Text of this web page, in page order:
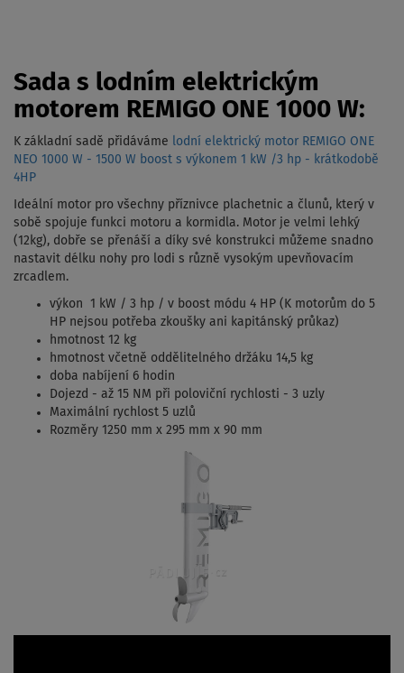
Sada s lodním elektrickým
motorem REMIGO ONE 1000 W:
K základní sadě přidáváme lodní elektrický motor REMIGO ONE
NEO 1000 W - 1500 W boost s výkonem 1 kW /3 hp - krátkodobě
4HP
Ideální motor pro všechny příznivce plachetnic a člunů, který v
sobě spojuje funkci motoru a kormidla. Motor je velmi lehký
(12kg), dobře se přenáší a díky své konstrukci můžeme snadno
nastavit délku nohy pro lodi s různě vysokým upevňovacím
zrcadlem.
výkon 1 kW / 3 hp / v boost módu 4 HP (K motorům do 5
HP nejsou potřeba zkoušky ani kapitánský průkaz)
hmotnost 12 kg
hmotnost včetně oddělitelného držáku 14,5 kg
doba nabíjení 6 hodin
Dojezd - až 15 NM při poloviční rychlosti - 3 uzly
Maximální rychlost 5 uzlů
Rozměry 1250 mm x 295 mm x 90 mm